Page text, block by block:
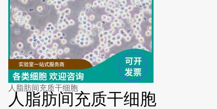
人脂肪间充质干细胞
人脂肪间充质干细胞